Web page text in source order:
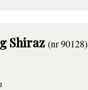
Shiraz (nr 90128)